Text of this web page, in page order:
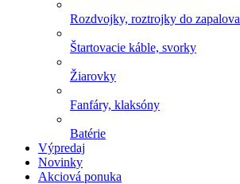
Rozdvojky, roztrojky do
Štartovacie káble, svorky
Žiarovky
Fanfáry, klaksóny
Batérie
Výpredaj
Novinky
Akciová ponuka